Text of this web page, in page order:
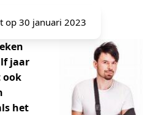
op 30 januari 2023
jaar
ook
het